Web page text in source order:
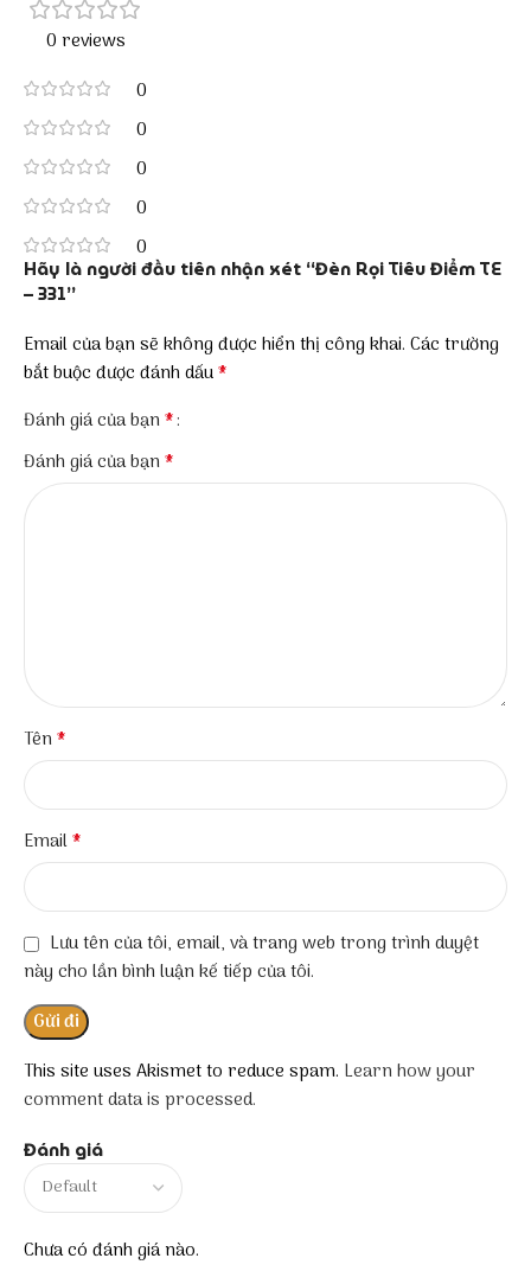
0 reviews
0
0
0
0
0
Đánh giá
Chưa có đánh giá nào.
Hãy là người đầu tiên nhận xét “Đèn Rọi Tiêu Điểm TE
– 331”
Email của bạn sẽ không được hiển thị công khai. Các trường
bắt buộc được đánh dấu*
Đánh giá của bạn*
Đánh giá của bạn*
Tên*
Email*
Lưu tên của tôi, email, và trang web trong trình duyệt
này cho lần bình luận kế tiếp của tôi.
This site uses Akismet to reduce spam. Learn how your
comment data is processed.